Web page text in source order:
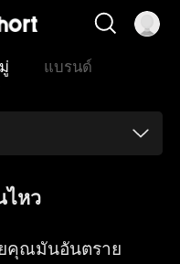
แบรนด์
หว
คุณมันอันตราย